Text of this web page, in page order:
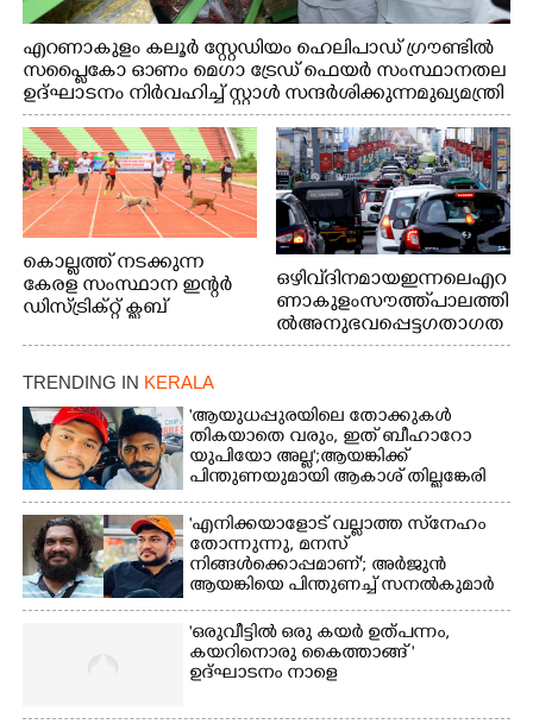
എറണാകുളം കലൂർ സ്റ്റേഡിയം ഹെലിപാഡ് ഗ്രൗണ്ടിൽ
സപ്ളൈകോ ഓണം മെഗാ ട്രേഡ് ഫെയർ സംസ്ഥാനതല
ഉദ്ഘാടനം നിർവഹിച്ച് സ്റ്റാൾ സന്ദർശിക്കുന്ന മുഖ്യമന്ത്രി
വി.ഡി. സതീശൻ. മന്ത്രി അനൂപ് ജേക്കബ് സമീപം
കൊല്ലത്ത് നടക്കുന്ന
കേരള സംസ്ഥാന ഇന്റർ
ഡിസ്ട്രിക്റ്റ് ക്ലബ്
ചാമ്പ്യൻഷിപ്പിൽ അണ്ടർ
20 ആൺകുട്ടികളുടെ 200
മത്സരത്തിനിടെ സിന്തറ്റിക്
ട്രാക്കിന് കുറുകെ ഓടുന്ന
നായകൾ.
ഒഴിവ് ദിനമായ ഇന്നലെ എറ
ണാകുളം സൗത്ത് പാലത്തി
ൽ അനുഭവപ്പെട്ട ഗതാഗത
ക്കുരുക്ക്
TRENDING IN KERALA
'ആയുധപ്പുരയിലെ തോക്കുകൾ
തികയാതെ വരും, ഇത് ബീഹാറോ
യുപിയോ അല്ല';ആയങ്കിക്ക്
പിന്തുണയുമായി ആകാശ് തില്ലങ്കേരി
'എനിക്കയാളോട് വല്ലാത്ത സ്‌നേഹം
തോന്നുന്നു, മനസ്
നിങ്ങൾക്കൊപ്പമാണ്'; അർജുൻ
ആയങ്കിയെ പിന്തുണച്ച് സനൽകുമാർ
'ഒരുവീട്ടിൽ ഒരു കയർ ഉത്പന്നം,
കയറിനൊരു കൈത്താങ്ങ് '
ഉദ്ഘാടനം നാളെ